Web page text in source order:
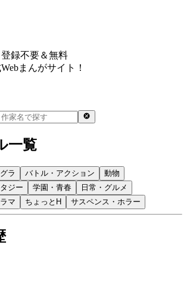
録不要＆無料
まんがサイト！
一覧
ラ バトル・アクション
動物
ジー
学園・青春
日常・グルメ
マ
ちょっとH サスペンス・ホラー